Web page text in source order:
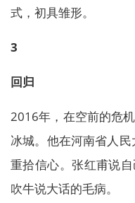
式，初具雏形。
3
回归
2016年，在空前的危
冰城。他在河南省人
重拾信心。张红甫说
吹牛说大话的毛病。